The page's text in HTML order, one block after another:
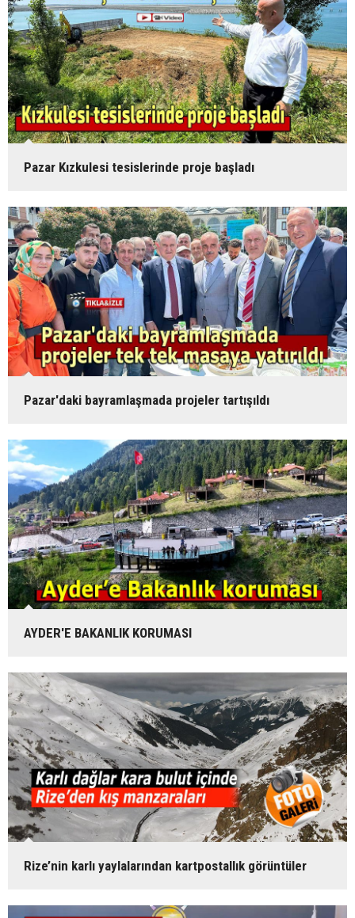
Pazar Kızkulesi tesislerinde proje başladı
Pazar'daki bayramlaşmada projeler tartışıldı
AYDER'E BAKANLIK KORUMASI
Rize’nin karlı yaylalarından kartpostallık görüntüler